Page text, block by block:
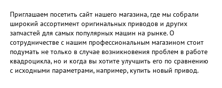
Приглашаем посетить сайт нашего магазина, где мы собрали
широкий ассортимент оригинальных приводов и других
запчастей для самых популярных машин на рынке. О
сотрудничестве с нашим профессиональным магазином стоит
подумать не только в случае возникновения проблем в работе
квадроцикла, но и когда вы хотите улучшить его по сравнению
с исходными параметрами, например, купить новый привод.